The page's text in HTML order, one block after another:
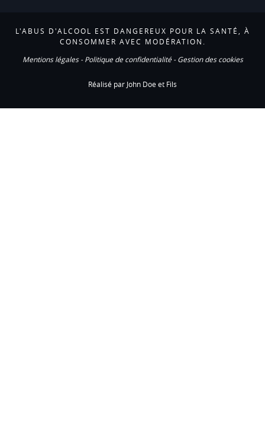
L'ABUS D'ALCOOL EST DANGEREUX POUR LA SANTÉ, À
CONSOMMER AVEC MODÉRATION.
Mentions légales-Politique de confidentialité-Gestion des cookies
Réalisé par John Doe et Fils